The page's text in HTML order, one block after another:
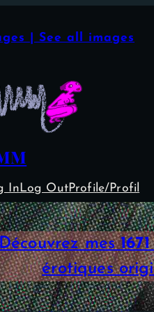
| See all images
In Log OutProfile/Profil
mes1671
érotiques